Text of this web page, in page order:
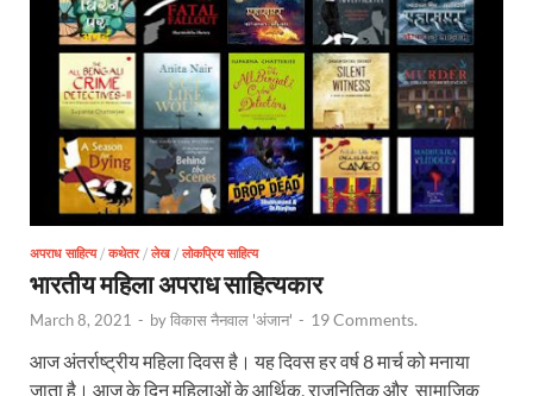
अपराध साहित्य/ कथेतर/ लेख/ लोकप्रिय साहित्य
भारतीय महिला अपराध साहित्यकार
March 8, 2021 - byविकास नैनवाल 'अंजान' - 19 Comments.
आज अंतर्राष्ट्रीय महिला दिवस है। यह दिवस हर वर्ष 8 मार्च को मनाया
जाता है। आज के दिन महिलाओं के आर्थिक, राजनितिक और सामाजिक